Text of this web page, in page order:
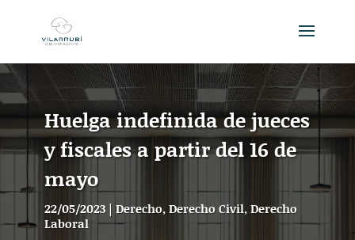
Huelga indefinida de jueces
y fiscales a partir del 16 de
mayo
22/05/2023| Derecho,Derecho Civil,Derecho
Laboral